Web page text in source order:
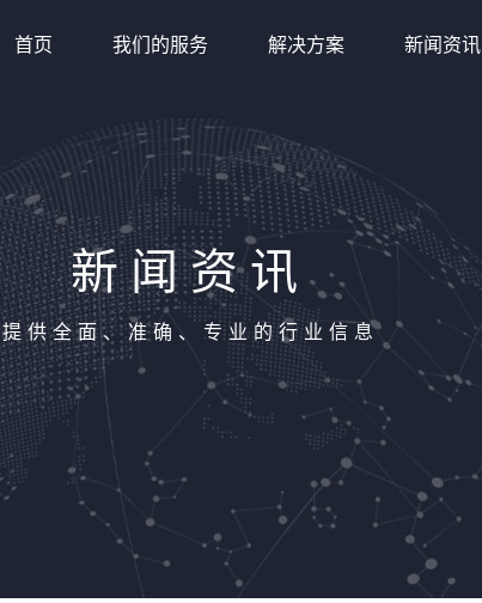
首页 我们的服务 解决方案 新闻资讯
新闻资讯
提供全面、准确、专业的行业信息